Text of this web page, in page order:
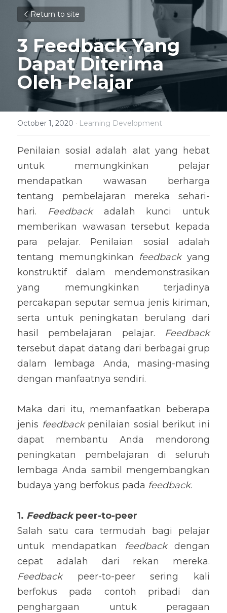
Return to site
3 Feedback Yang
Dapat Diterima
Oleh Pelajar
October 1, 2020 · Learning Development
Penilaian sosial adalah alat yang hebat
untuk memungkinkan pelajar
mendapatkan wawasan berharga
tentang pembelajaran mereka sehari-
hari.
Feedback adalah kunci untuk
memberikan wawasan tersebut kepada
para pelajar. Penilaian sosial adalah
tentang memungkinkan feedback yang
konstruktif dalam mendemonstrasikan
yang memungkinkan terjadinya
percakapan seputar semua jenis kiriman,
serta untuk peningkatan berulang dari
hasil pembelajaran pelajar. Feedback
tersebut dapat datang dari berbagai grup
dalam lembaga Anda, masing-masing
dengan manfaatnya sendiri.
Maka dari itu, memanfaatkan beberapa
jenis feedback penilaian sosial berikut ini
dapat membantu Anda mendorong
peningkatan pembelajaran di seluruh
lembaga Anda sambil mengembangkan
budaya yang berfokus pada feedback.
1. Feedback peer-to-peer
Salah satu cara termudah bagi pelajar
untuk mendapatkan
feedback dengan
Feedback peer-to-peer sering kali
berfokus pada contoh pribadi dan
penghargaan untuk peragaan